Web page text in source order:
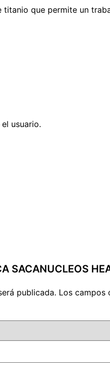
titanio que permite un
usuario.
SACANUCLEOS
publicada. Los campos